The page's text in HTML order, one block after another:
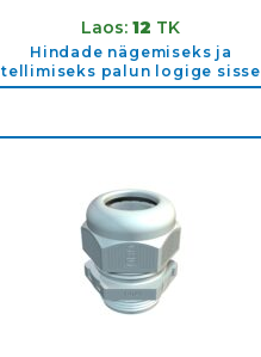
Laos:12 TK
Hindade nägemiseks ja
tellimiseks palun logige sisse